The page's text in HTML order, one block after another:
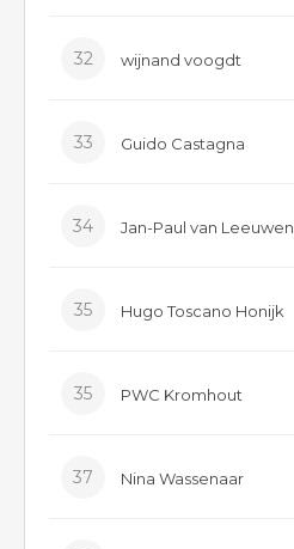
32 wijnand voogdt
33 Guido Castagna
34 Jan-Paul van Leeuwen
35 Hugo Toscano Honijk
35 PWC Kromhout
37 Nina Wassenaar